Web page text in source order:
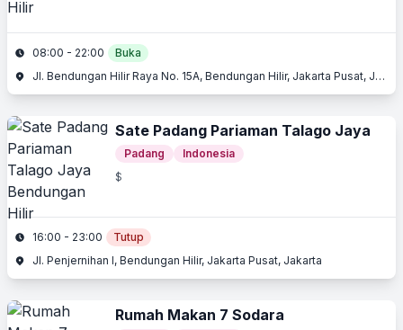
08:00 - 22:00
Buka
Jl. Bendungan Hilir Raya No. 15A, Bendungan Hilir, Jakarta Pusat, Jakarta
Sate Padang Pariaman Talago Jaya
Padang
Indonesia
$
16:00 - 23:00
Tutup
Jl. Penjernihan I, Bendungan Hilir, Jakarta Pusat, Jakarta
Rumah Makan 7 Sodara